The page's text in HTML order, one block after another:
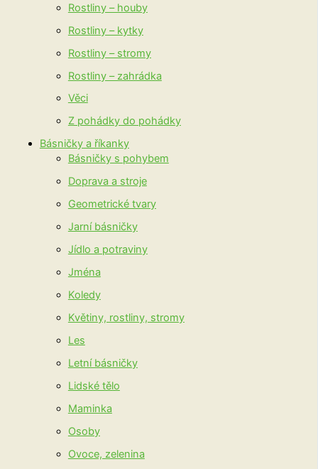
Rostliny – houby
Rostliny – kytky
Rostliny – stromy
Rostliny – zahrádka
Věci
Z pohádky do pohádky
Básničky a říkanky
Básničky s pohybem
Doprava a stroje
Geometrické tvary
Jarní básničky
Jídlo a potraviny
Jména
Koledy
Květiny, rostliny, stromy
Les
Letní básničky
Lidské tělo
Maminka
Osoby
Ovoce, zelenina